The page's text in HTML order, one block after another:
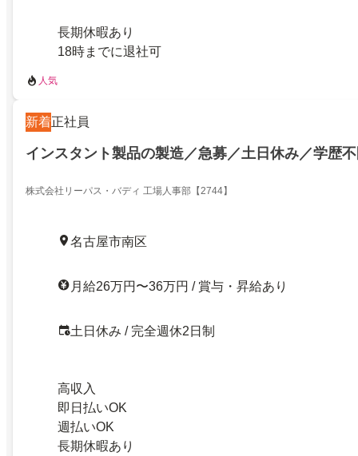
長期休暇あり
18時までに退社可
人気
新着正社員
インスタント製品の製造／急募／土日休み／学歴
株式会社リーパス・バディ 工場人事部【2744】
名古屋市南区
月給26万円〜36万円 / 賞与・昇給あり
土日休み / 完全週休2日制
高収入
即日払いOK
週払いOK
長期休暇あり